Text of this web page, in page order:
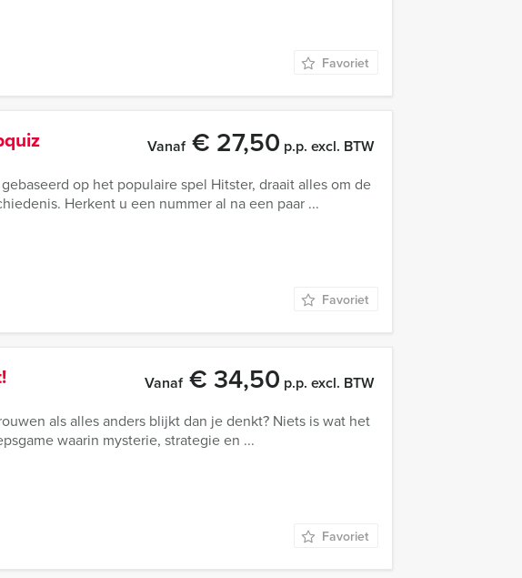
Favoriet
Vanaf€ 27,50 p.p. excl. BTW
op het populaire spel Hitster, draait alles om de
Herkent u een nummer al na een paar ...
Favoriet
Vanaf€ 34,50 p.p. excl. BTW
als alles anders blijkt dan je denkt? Niets is wat het
waarin mysterie, strategie en ...
Favoriet